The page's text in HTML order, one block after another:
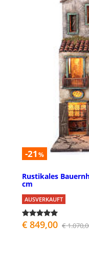
-21 %
Rustikales
cm
AUSVERKAUFT
€ 849,00 €